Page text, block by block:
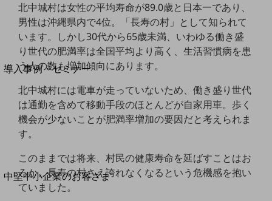
別ウィンドウで開きます
サービスをご利用中のお客さま
導入事例・セミナー
導入事例TOP
最新の導入事例や注目の導入事例をご紹介します
セミナー
開催・出展する各種セミナー、イベント情報をご紹介します
別ウィンドウで開きます
中堅中小企業のお客さま
NTTドコモビジネスウォッチ
北中城村は女性の平均寿命が89.0歳と日本一であり、
男性は沖縄県内で4位。「長寿の村」として知られて
います。しかし30代から65歳未満、いわゆる働き盛
り世代の肥満率は全国平均より高く、生活習慣病を患
う人の数も増加傾向にあります。
北中城村には電車が走っていないため、働き盛り世代
は通勤を含めて移動手段のほとんどが自家用車。歩く
機会が少ないことが肥満率増加の要因だと考えられま
す。
このままでは将来、村民の健康寿命を延ばすことはお
ろか、長寿の村さえ誇れなくなるという危機感を抱い
ていました。